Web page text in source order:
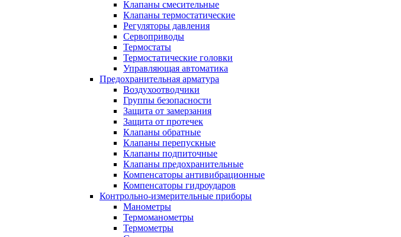
Клапаны смесительные
Клапаны термостатические
Регуляторы давления
Сервоприводы
Термостаты
Термостатические головки
Управляющая автоматика
Предохранительная арматура
Воздухоотводчики
Группы безопасности
Защита от замерзания
Защита от протечек
Клапаны обратные
Клапаны перепускные
Клапаны подпиточные
Клапаны предохранительные
Компенсаторы антивибрационные
Компенсаторы гидроударов
Контрольно-измерительные приборы
Манометры
Термоманометры
Термометры